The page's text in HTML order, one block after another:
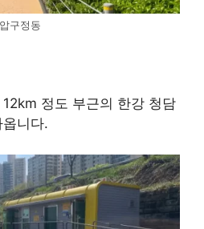
구정동
정도 부근의 한강 청담
니다.